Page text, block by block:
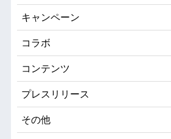
キャンペーン
コラボ
コンテンツ
プレスリリース
その他